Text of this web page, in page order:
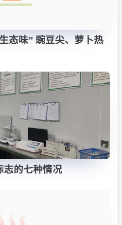
态味” 豌豆尖、萝卜热
志的七种情况